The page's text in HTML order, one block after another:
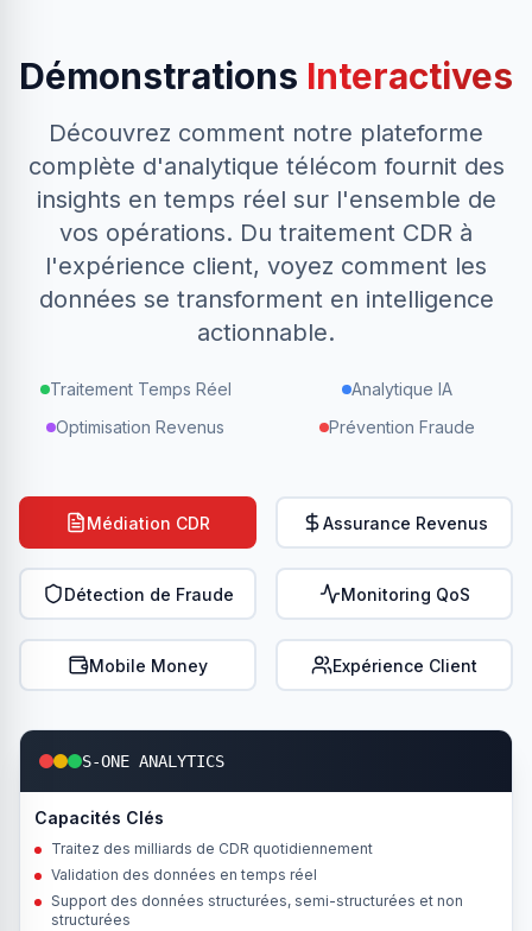
Démonstrations Interactives
Découvrez comment notre plateforme
complète d'analytique télécom fournit des
insights en temps réel sur l'ensemble de
vos opérations. Du traitement CDR à
l'expérience client, voyez comment les
données se transforment en intelligence
actionnable.
Traitement Temps Réel
Analytique IA
Optimisation Revenus
Prévention Fraude
Médiation CDR Assurance Revenus
Détection de Fraude Monitoring QoS
Mobile Money Expérience Client
S-ONE ANALYTICS
Capacités Clés
Traitez des milliards de CDR quotidiennement
Validation des données en temps réel
Support des données structurées, semi-structurées et non
structurées